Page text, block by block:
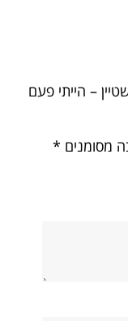
– הייתי פעם
מסומנים *